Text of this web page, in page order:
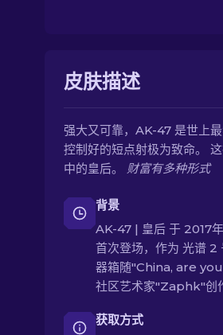
皮肤描述
强大又可靠，AK-47 是世上
控制好的短点射极为致命。
中的皇后。 财富有多种形式
背景
AK-47 | 皇后 于 2017
首次登场，作为 光谱 2
器箱随"China, are
社区艺术家"Zaphk"创
获取方式